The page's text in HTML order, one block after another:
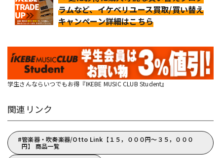
ラムなど、イケベリユース買取/買い替え
キャンペーン詳細はこちら
学生さんならいつでもお得『IKEBE MUSIC CLUB Student』
関連リンク
管楽器・吹奏楽器/Otto Link【１５，０００円～３５，０００
円】 商品一覧